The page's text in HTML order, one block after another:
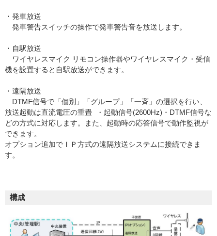
・発車放送
発車警告スイッチの操作で発車警告音を放送します。
・自駅放送
ワイヤレスマイク リモコン操作器やワイヤレスマイク・受信
機を設置すると自駅放送ができます。
・遠隔放送
DTMF信号で「個別」「グループ」「一斉」の選択を行い、
放送起動は直流電圧の重畳 ・起動信号(2600Hz)・DTMF信号な
どの方式に対応します。また、起動時の応答信号で動作監視が
できます。
オプション追加でＩＰ方式の遠隔放送システムに接続できま
す。
構成